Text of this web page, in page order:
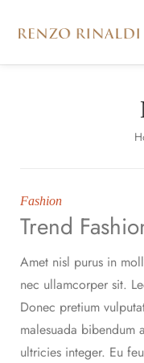
Fashion
Trend
Amet nisl purus in
nec ullamcorper sit.
Donec pretium
malesuada bibendum
ultricies integer. Eu